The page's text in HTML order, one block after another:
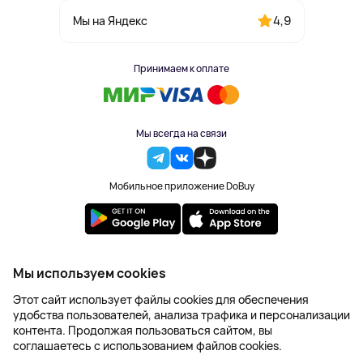
Мы на Яндекс 4,9
Принимаем к оплате
Мы всегда на связи
Мобильное приложение DoBuy
2023-2026 © DoBuy. Все права защищены
Правила обработки персональных данных
Пользовательское соглашение
Оферта
Создание сайта – NetLab
Мы используем cookies
Этот сайт использует файлы cookies для обеспечения
удобства пользователей, анализа трафика и персонализации
контента. Продолжая пользоваться сайтом, вы
соглашаетесь с использованием файлов cookies.